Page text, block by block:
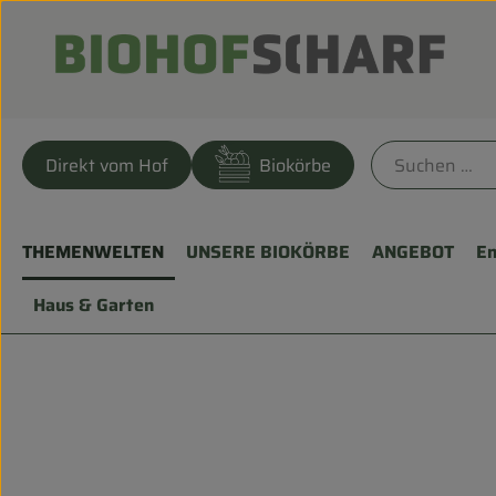
Direkt vom Hof Biokörbe
THEMENWELTEN UNSERE BIOKÖRBE ANGEBOT
Haus & Garten